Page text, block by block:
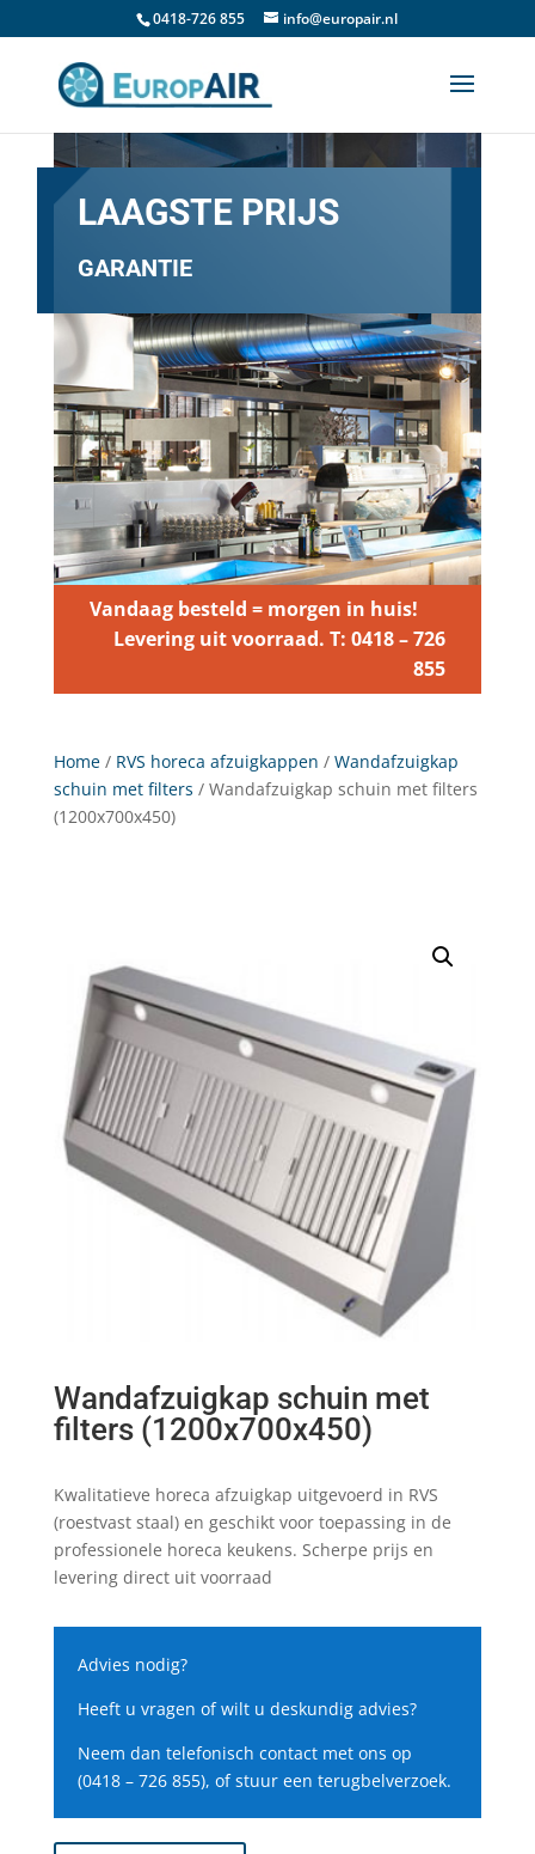
0418-726 855 info@europair.nl
LAAGSTE PRIJS
GARANTIE
Vandaag besteld = morgen in huis!
Levering uit voorraad. T: 0418 – 726
855
Home/ RVS horeca afzuigkappen / Wandafzuigkap
schuin met filters / Wandafzuigkap schuin met filters
(1200x700x450)
Wandafzuigkap schuin met
filters (1200x700x450)
Kwalitatieve horeca afzuigkap uitgevoerd in RVS
(roestvast staal) en geschikt voor toepassing in de
professionele horeca keukens. Scherpe prijs en
levering direct uit voorraad
Advies nodig?
Heeft u vragen of wilt u deskundig advies?
Neem dan telefonisch contact met ons op
(0418 – 726 855), of stuur een terugbelverzoek.